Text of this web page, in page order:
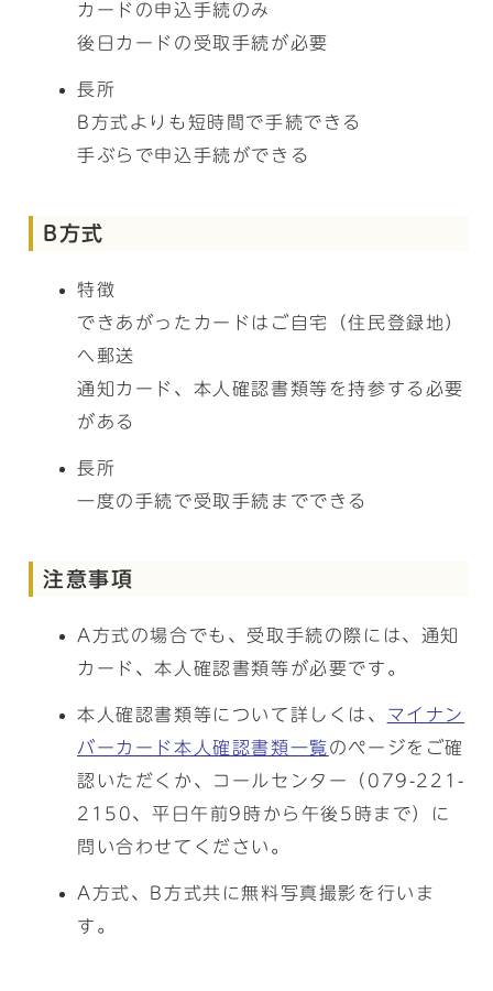
カードの申込手続のみ
後日カードの受取手続が必要
長所
B方式よりも短時間で手続できる
手ぶらで申込手続ができる
B方式
特徴
できあがったカードはご自宅（住民登録地）
へ郵送
通知カード、本人確認書類等を持参する必要
がある
長所
一度の手続で受取手続までできる
注意事項
A方式の場合でも、受取手続の際には、通知
カード、本人確認書類等が必要です。
本人確認書類等について詳しくは、 マイナン
バーカード本人確認書類一覧のページをご確
認いただくか、コールセンター（079-221-
2150、平日午前9時から午後5時まで）に
問い合わせてください。
A方式、B方式共に無料写真撮影を行いま
す。